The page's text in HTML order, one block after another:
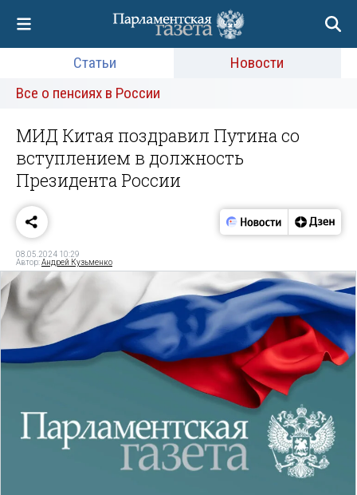
Статьи
Новости
Все о пенсиях в России
МИД Китая поздравил Путина со
вступлением в должность
Президента России
08.05.2024 10:29
Автор:Андрей Кузьменко